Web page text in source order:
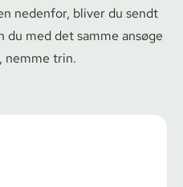
nedenfor, bliver du sendt
med det samme ansøge
nemme trin.